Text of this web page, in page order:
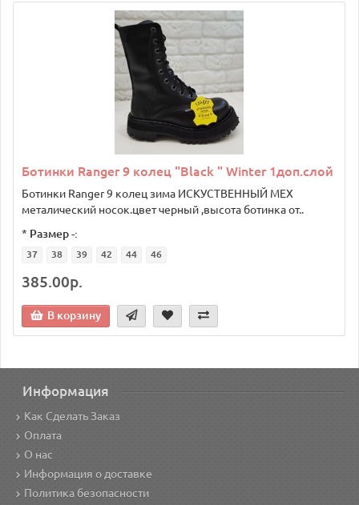
Ботинки Ranger 9 колец "Black " Winter 1доп.слой
Ботинки Ranger 9 колец зима ИСКУСТВЕННЫЙ МЕХ
металический носок.цвет черный ,высота ботинка от..
* Размер -:
37 38 39 42 44 46
385.00р.
В корзину
Информация
Как Сделать Заказ
Оплата
О нас
Информация о доставке
Политика безопасности